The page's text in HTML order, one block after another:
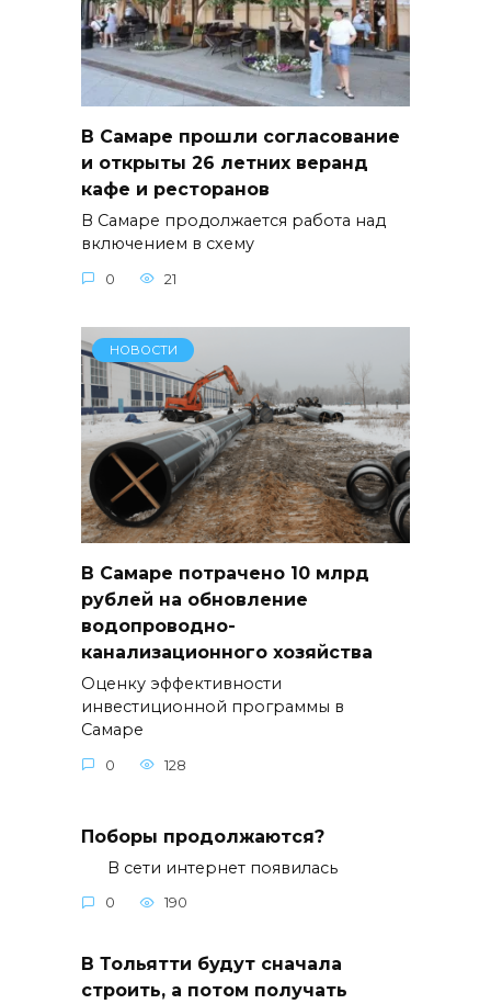
В Самаре прошли согласование
и открыты 26 летних веранд
кафе и ресторанов
В Самаре продолжается работа над
включением в схему
0 21
НОВОСТИ
В Самаре потрачено 10 млрд
рублей на обновление
водопроводно-
канализационного хозяйства
Оценку эффективности
инвестиционной программы в
Самаре
0 128
Поборы продолжаются?
В сети интернет появилась
0 190
В Тольятти будут сначала
строить, а потом получать